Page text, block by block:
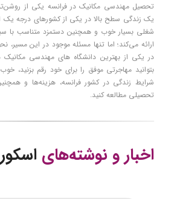
تحصیل مهندسی مکانیک در فرانسه یکی از
یک زندگی سطح بالا در یکی از کشورهای درجه یک
شغلی بسیار خوب و همچنین دستمزد متناسب با
ارائه می‌کند؛ اما تنها مسئله موجود در این
در یکی از بهترین دانشگاه های مهندسی مکانیک
بتوانید مهاجرتی موفق را برای خود رقم بزنید،
شرایط زندگی در کشور فرانسه، هزینه‌ها و
تحصیلی مطالعه کنید.
اخبار و نوشته‌های